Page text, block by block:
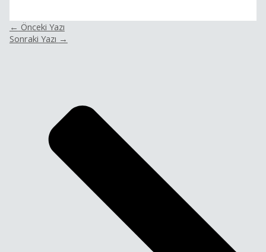
← Önceki Yazı
Sonraki Yazı →